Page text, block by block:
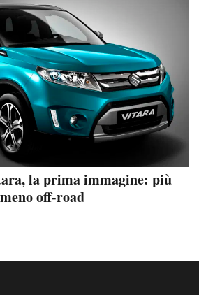
la prima immagine: più
off-road